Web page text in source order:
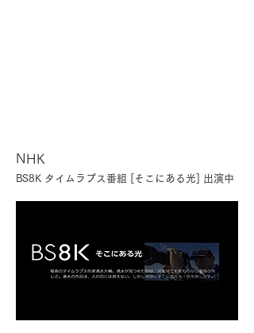
NHK
BS8K タイムラプス番組 [そこにある光] 出演中